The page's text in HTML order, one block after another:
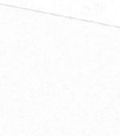
い。完成後の見学
とで、特別条件
ストでは世界に